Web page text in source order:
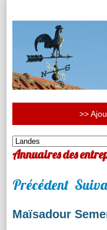
>>
Annuaires des
Précédent
Maïsadour